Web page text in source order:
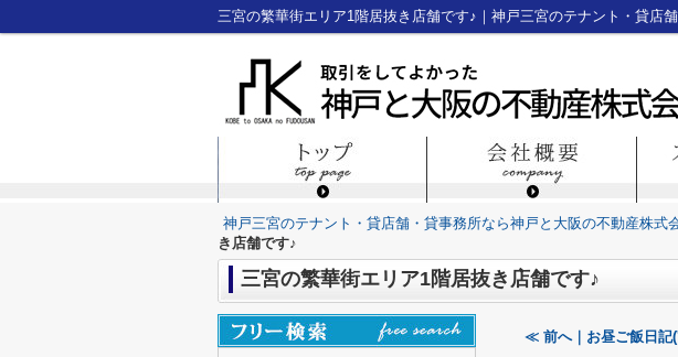
三宮の繁華街エリア1階居抜き店舗です♪｜神戸三宮のテナント・貸店
神戸三宮のテナント・貸店舗・貸事務所なら神戸と大阪の不動産株式
き店舗です♪
三宮の繁華街エリア1階居抜き店舗です♪
≪ 前へ｜お昼ご飯日記